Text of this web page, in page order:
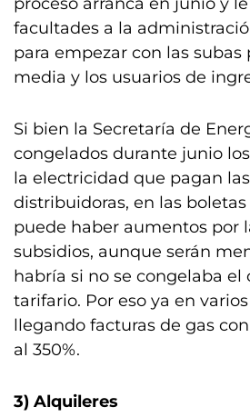
facultades a la
para empezar con las subas
media y los usuarios de
Si bien la Secretaría de
congelados durante junio
la electricidad que pagan
distribuidoras, en las
puede haber aumentos por
subsidios, aunque serán
habría si no se congelaba
tarifario. Por eso ya en
llegando facturas de gas
al 350%.
3) Alquileres